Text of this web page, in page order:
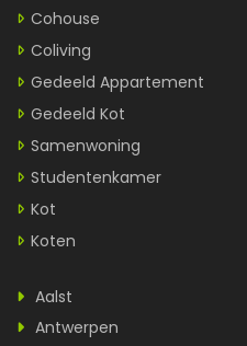
Cohouse
Coliving
Gedeeld Appartement
Gedeeld Kot
Samenwoning
Studentenkamer
Kot
Koten
Aalst
Antwerpen